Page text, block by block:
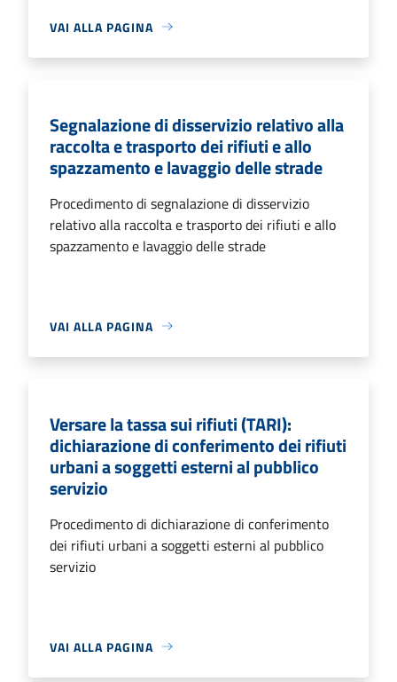
VAI ALLA PAGINA
Segnalazione di disservizio relativo alla
raccolta e trasporto dei rifiuti e allo
spazzamento e lavaggio delle strade
Procedimento di segnalazione di disservizio
relativo alla raccolta e trasporto dei rifiuti e allo
spazzamento e lavaggio delle strade
VAI ALLA PAGINA
Versare la tassa sui rifiuti (TARI):
dichiarazione di conferimento dei rifiuti
urbani a soggetti esterni al pubblico
servizio
Procedimento di dichiarazione di conferimento
dei rifiuti urbani a soggetti esterni al pubblico
servizio
VAI ALLA PAGINA